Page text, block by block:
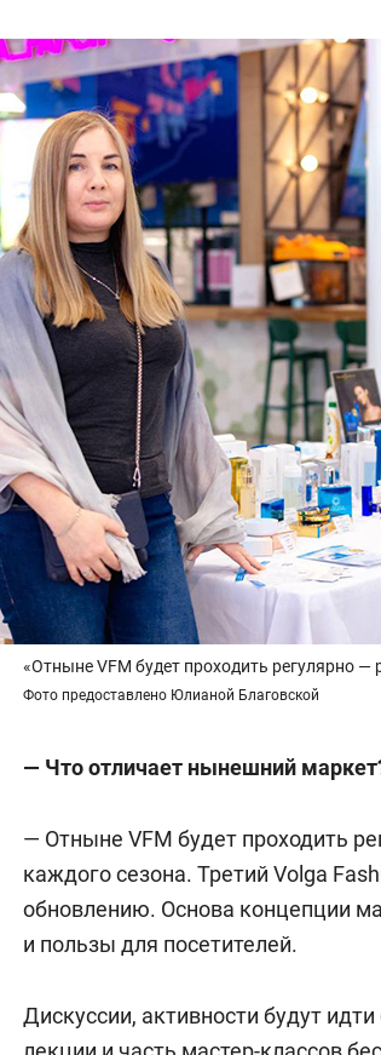
«Отныне VFM будет проходить регулярно —
Фото предоставлено Юлианой Благовской
— Что отличает нынешний
— Отныне VFM будет проходить
каждого сезона. Третий Volga
обновлению. Основа концепции
и пользы для посетителей.
Дискуссии, активности будут